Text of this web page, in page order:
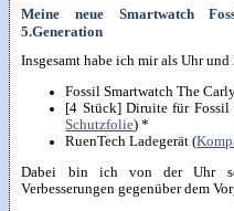
Meine neue Smartwatch
5.Generation
Insgesamt habe ich mir als Uhr
Fossil Smartwatch The
[4 Stück] Diruite für
Schutzfolie) *
RuenTech Ladegerät (
Dabei bin ich von der Uhr
Verbesserungen gegenüber dem